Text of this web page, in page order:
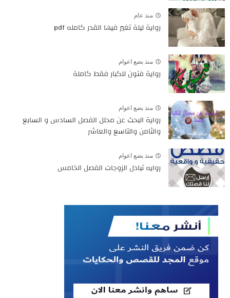
منذ عام
رواية ليلة تغير فيها القدر كامله pdf
منذ بضع اعوام
رواية فتون للكبار فقط كاملة
منذ بضع اعوام
رواية البحث عن محلل الفصل السادس و السابع
والثامن والتاسع والعاشر
منذ بضع اعوام
روايه تبادل الزوجات الفصل الخامس